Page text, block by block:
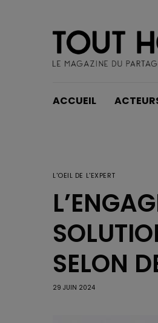
ACCUEIL
L'OEIL DE L'EXPERT
SELON
29 JUIN 2024